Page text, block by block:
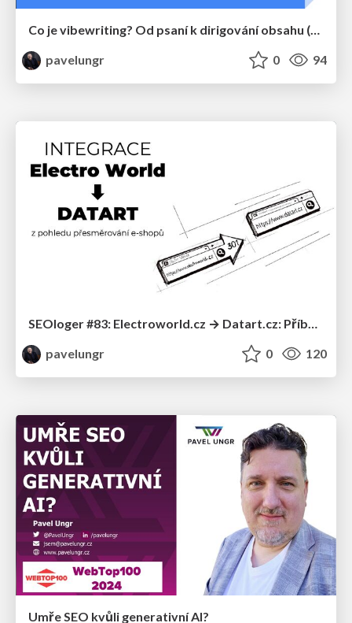
Co je vibewriting? Od psaní k dirigování obsahu (Martin Kavka)
pavelungr
0 94
pavelungr
0 120
Umře SEO kvůli generativní AI?